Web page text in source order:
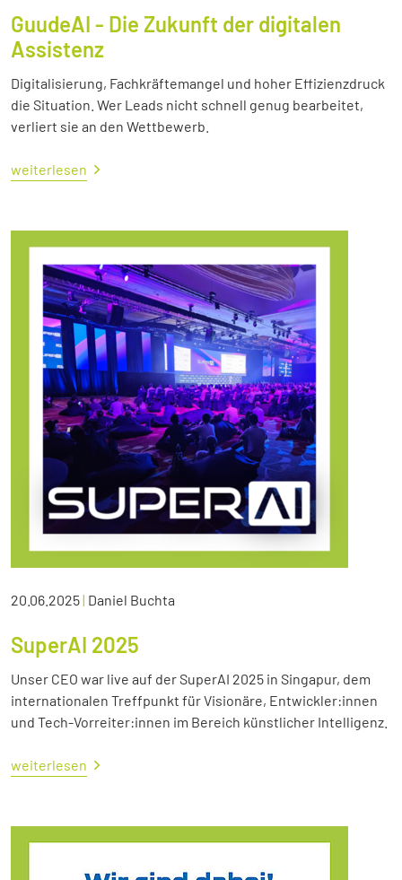
GuudeAI - Die Zukunft der digitalen
Assistenz
Digitalisierung, Fachkräftemangel und hoher Effizienzdruck
die Situation. Wer Leads nicht schnell genug bearbeitet,
verliert sie an den Wettbewerb.
weiterlesen
20.06.2025| Daniel Buchta
SuperAI 2025
Unser CEO war live auf der SuperAI 2025 in Singapur, dem
internationalen Treffpunkt für Visionäre, Entwickler:innen
und Tech-Vorreiter:innen im Bereich künstlicher Intelligenz.
weiterlesen